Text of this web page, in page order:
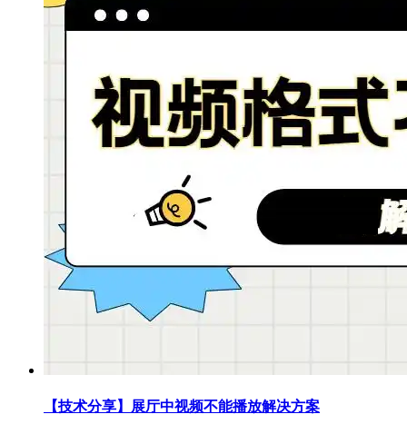
【技术分享】展厅中视频不能播放解决方案